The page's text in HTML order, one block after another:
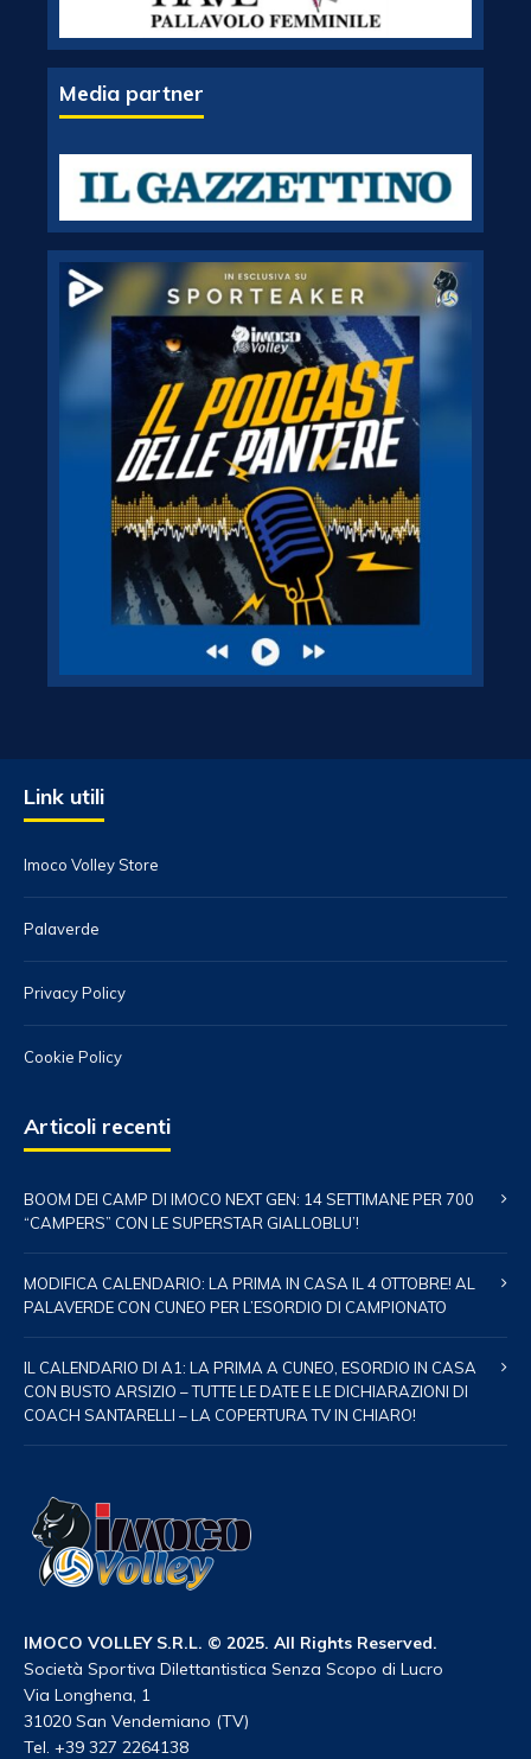
Media partner
Link utili
Imoco Volley Store
Palaverde
Privacy Policy
Cookie Policy
Articoli recenti
BOOM DEI CAMP DI IMOCO NEXT GEN: 14 SETTIMANE PER 700
“CAMPERS” CON LE SUPERSTAR GIALLOBLU’!
MODIFICA CALENDARIO: LA PRIMA IN CASA IL 4 OTTOBRE! AL
PALAVERDE CON CUNEO PER L’ESORDIO DI CAMPIONATO
IL CALENDARIO DI A1: LA PRIMA A CUNEO, ESORDIO IN CASA
CON BUSTO ARSIZIO – TUTTE LE DATE E LE DICHIARAZIONI DI
COACH SANTARELLI – LA COPERTURA TV IN CHIARO!
IMOCO VOLLEY S.R.L. © 2025. All Rights Reserved.
Società Sportiva Dilettantistica Senza Scopo di Lucro
Via Longhena, 1
31020 San Vendemiano (TV)
Tel. +39 327 2264138